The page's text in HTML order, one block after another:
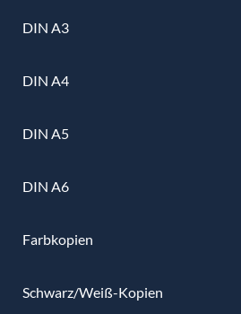
DIN A3
DIN A4
DIN A5
DIN A6
Farbkopien
Schwarz/Weiß-Kopien